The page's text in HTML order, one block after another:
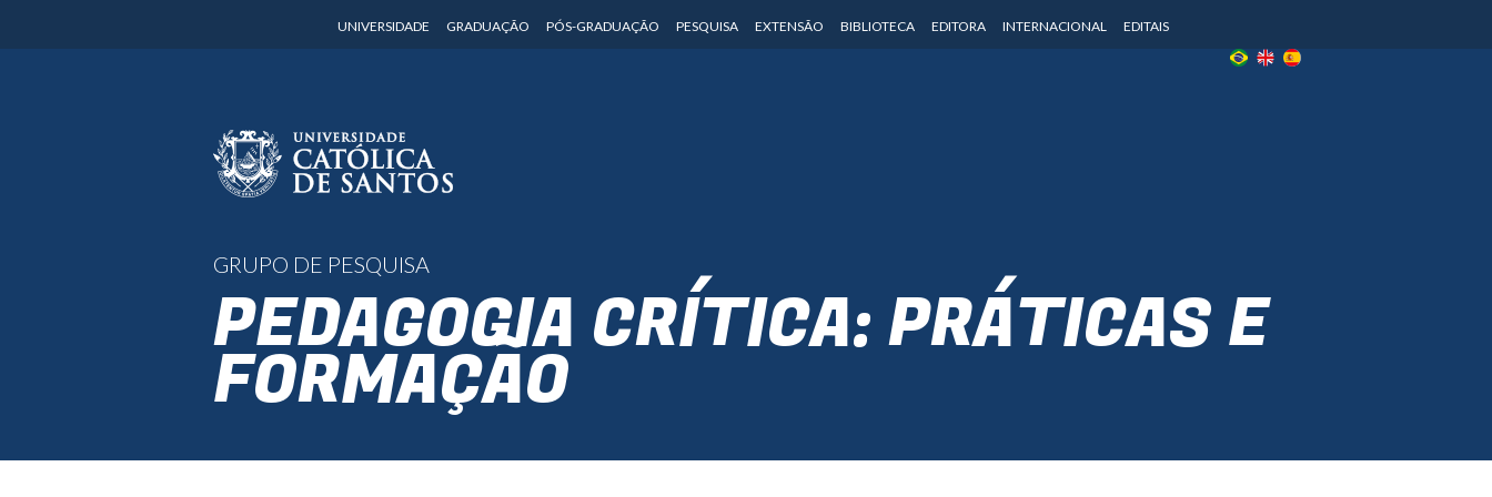
UNIVERSIDADE GRADUAÇÃO PÓS-GRADUAÇÃO PESQUISA EXTENSÃO BIBLIOTECA EDITORA INTERNACIONAL EDITAIS
GRUPO DE PESQUISA
PEDAGOGIA CRÍTICA: PRÁTICAS E
FORMAÇÃO